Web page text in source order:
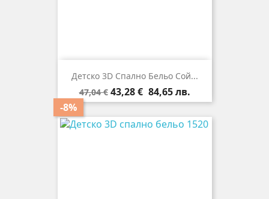
Детско 3D Спално Бельо Сой...
Редовна
цена
47,04 €
-8%
Цена
43,28 € 84,65 лв.